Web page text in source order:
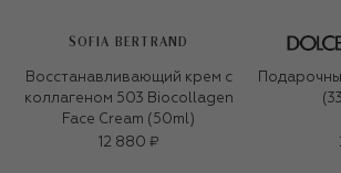
SOFIA BERTRAND
Восстанавливающий крем с
коллагеном 503 Biocollagen
Face Cream (50ml)
12 880 ₽